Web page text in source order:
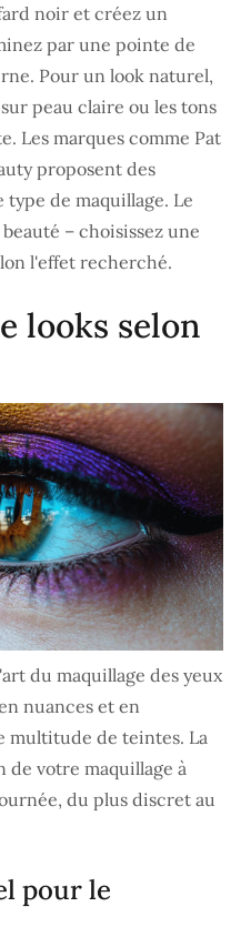
noir et créez un
par une pointe de
Pour un look naturel,
peau claire ou les tons
Les marques comme Pat
proposent des
type de maquillage. Le
– choisissez une
l'effet recherché.
looks selon
du maquillage des yeux
nuances et en
multitude de teintes. La
de votre maquillage à
du plus discret au
pour le